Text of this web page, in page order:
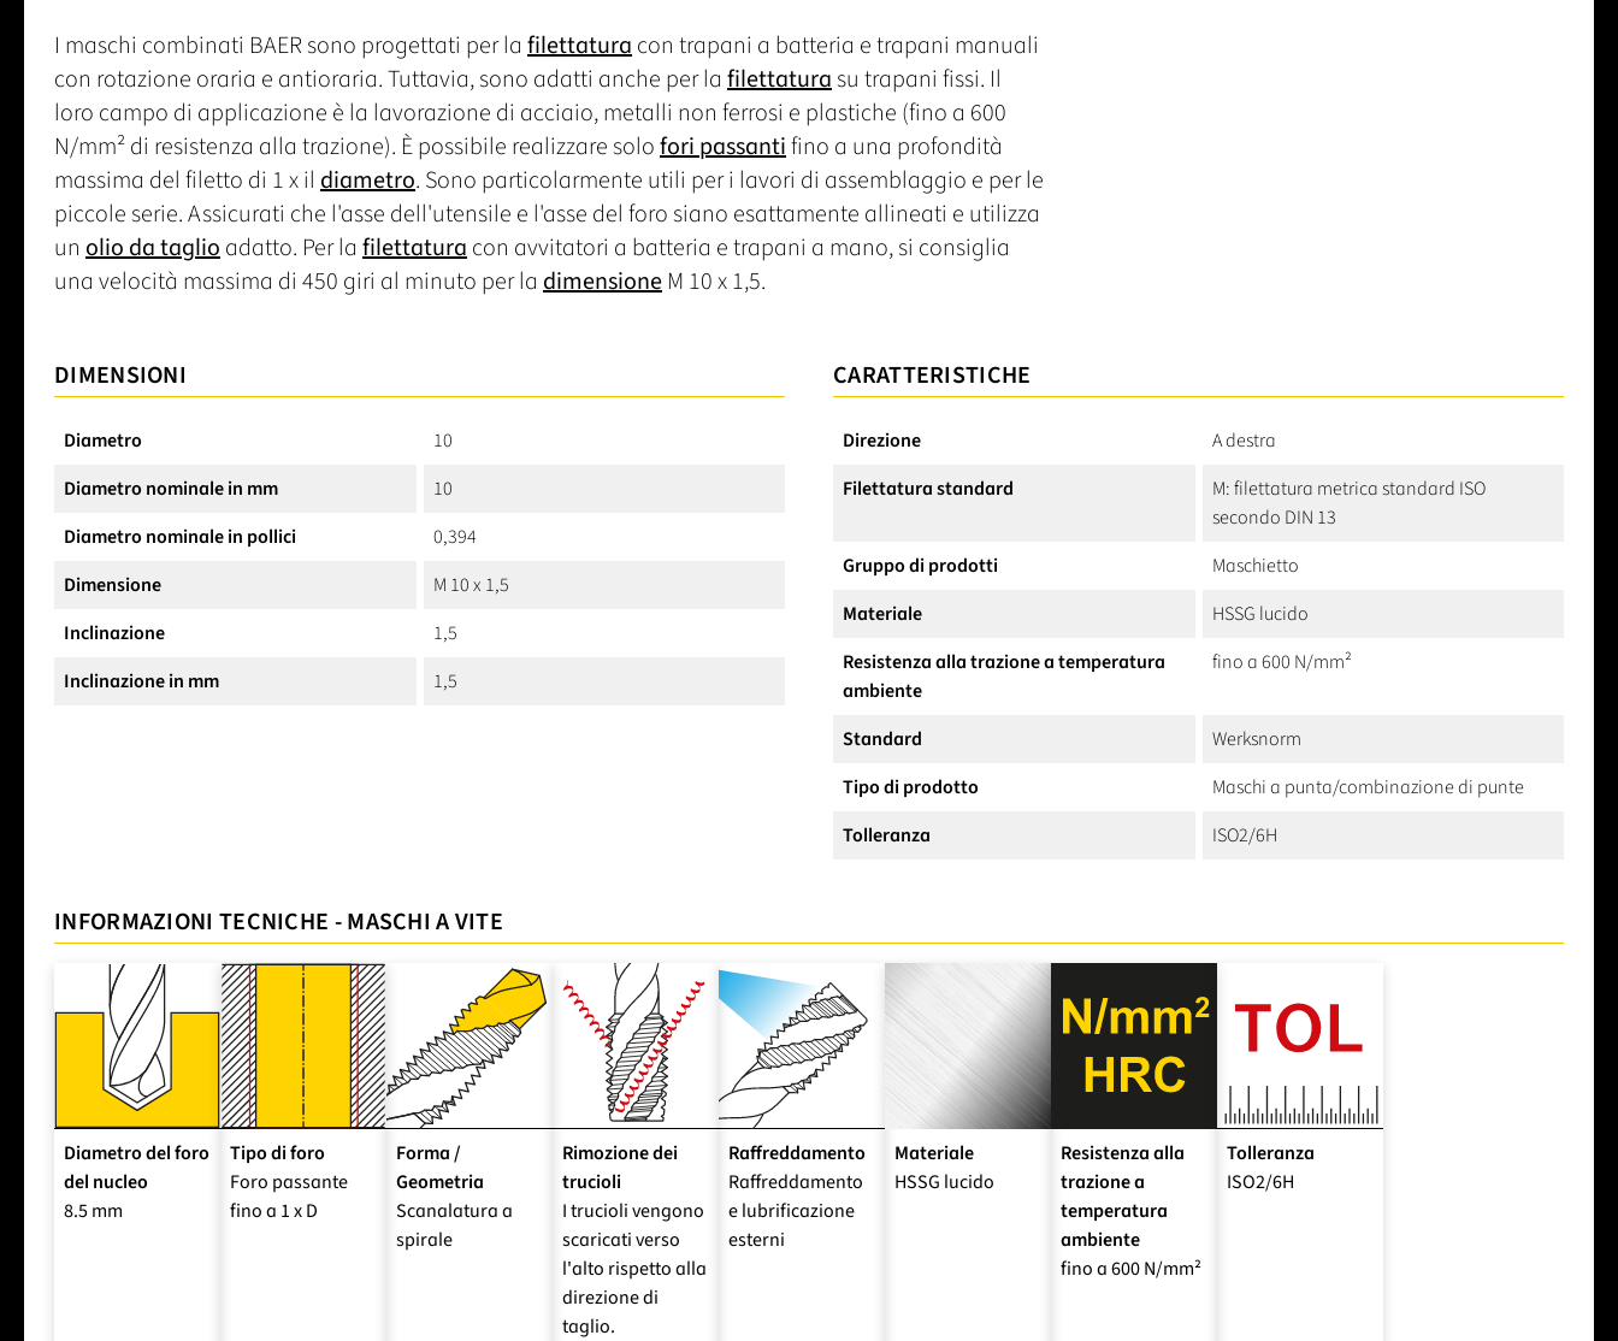
I maschi combinati BAER sono progettati per la filettaturacon trapani a batteria e trapani manuali
con rotazione oraria e antioraria. Tuttavia, sono adatti anche per la filettaturasu trapani fissi. Il
loro campo di applicazione è la lavorazione di acciaio, metalli non ferrosi e plastiche (fino a 600
N/mm² di resistenza alla trazione). È possibile realizzare solofori passantifino a una profondità
massima del filetto di 1 x il diametro. Sono particolarmente utili per i lavori di assemblaggio e per le
piccole serie. Assicurati che l'asse dell'utensile e l'asse del foro siano esattamente allineati e utilizza
un olio da taglioadatto. Per la filettaturacon avvitatori a batteria e trapani a mano, si consiglia
una velocità massima di 450 giri al minuto per la dimensione M 10 x 1,5.
DIMENSIONI
Diametro
10
Diametro nominale in mm
10
Diametro nominale in pollici
0,394
Dimensione
M 10 x 1,5
Inclinazione
1,5
Inclinazione in mm
1,5
CARATTERISTICHE
Direzione
A destra
Filettatura standard
M: filettatura metrica standard ISO
secondo DIN 13
Gruppo di prodotti
Maschietto
Materiale
HSSG lucido
Resistenza alla trazione a temperatura
ambiente
fino a 600 N/mm²
Standard
Werksnorm
Tipo di prodotto
Maschi a punta/combinazione di punte
Tolleranza
ISO2/6H
INFORMAZIONI TECNICHE - MASCHI A VITE
Diametro del foro
del nucleo
8.5 mm
Tipo di foro
Foro passante
fino a 1 x D
Forma /
Geometria
Scanalatura a
spirale
Rimozione dei
trucioli
I trucioli vengono
scaricati verso
l'alto rispetto alla
direzione di
taglio.
Raffreddamento
Raffreddamento
e lubrificazione
esterni
Materiale
HSSG lucido
Resistenza alla
trazione a
temperatura
ambiente
fino a 600 N/mm²
Tolleranza
ISO2/6H